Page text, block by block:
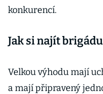
konkurencí.
Jak si najít
Velkou výhodu mají
a mají připravený